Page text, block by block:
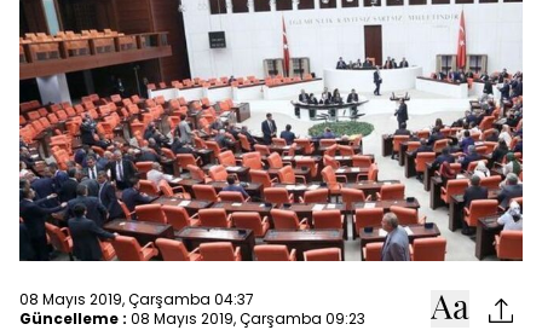
08 Mayıs 2019, Çarşamba 04:37
Güncelleme : 08 Mayıs 2019, Çarşamba 09:23